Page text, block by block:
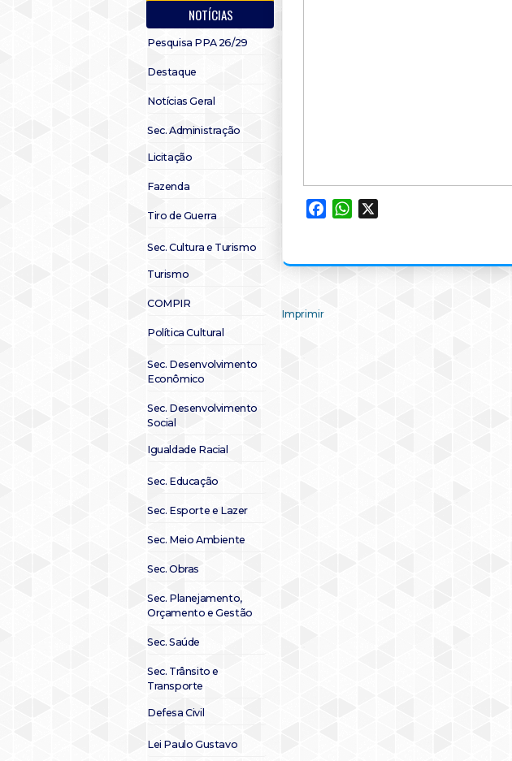
NOTÍCIAS
Pesquisa PPA 26/29
Destaque
Notícias Geral
Sec. Administração
Licitação
Fazenda
Tiro de Guerra
Sec. Cultura e Turismo
Turismo
COMPIR
Política Cultural
Sec. Desenvolvimento
Econômico
Sec. Desenvolvimento
Social
Igualdade Racial
Sec. Educação
Sec. Esporte e Lazer
Sec. Meio Ambiente
Sec. Obras
Sec. Planejamento,
Orçamento e Gestão
Sec. Saúde
Sec. Trânsito e
Transporte
Defesa Civil
Lei Paulo Gustavo
FacebookWhatsApp
Imprimir